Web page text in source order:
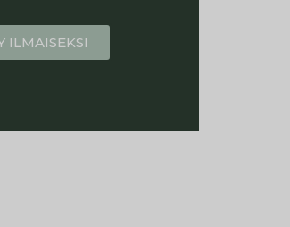
ILMAISEKSI